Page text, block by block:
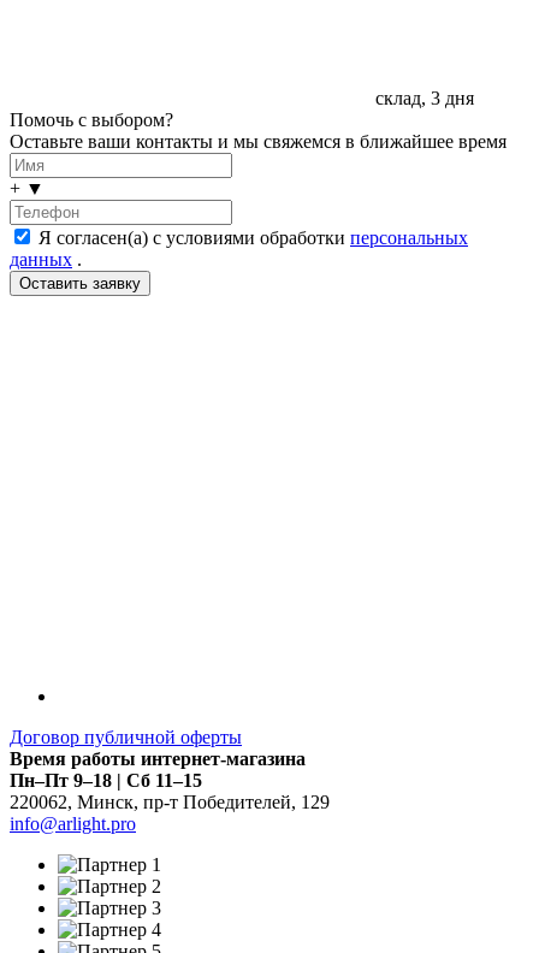
склад, 3 дня
Помочь с выбором?
Оставьте ваши контакты и мы свяжемся в ближайшее время
+ ▼
Я согласен(а) с условиями обработки персональных
данных .
Договор публичной оферты
Время работы интернет-магазина
Пн–Пт 9–18 | Сб 11–15
220062, Минск, пр-т Победителей, 129
info@arlight.pro